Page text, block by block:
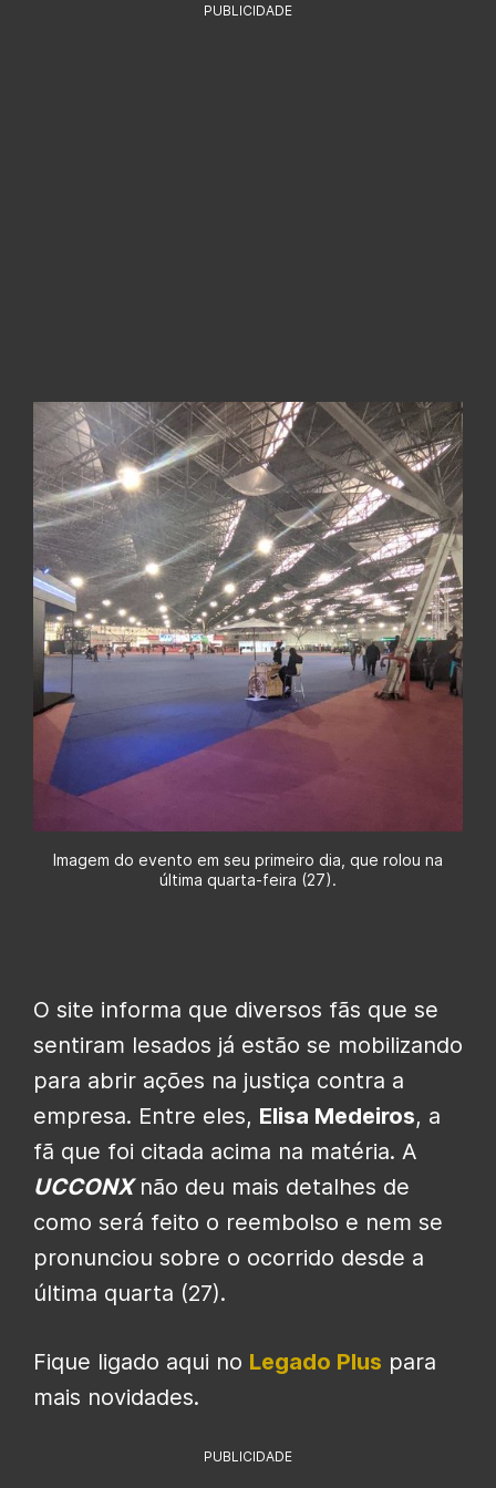
PUBLICIDADE
Imagem do evento em seu primeiro dia, que rolou na
última quarta-feira (27).
O site informa que diversos fãs que se
sentiram lesados já estão se mobilizando
para abrir ações na justiça contra a
empresa. Entre eles, Elisa Medeiros, a
fã que foi citada acima na matéria. A
UCCONXnão deu mais detalhes de
como será feito o reembolso e nem se
pronunciou sobre o ocorrido desde a
última quarta (27).
Fique ligado aqui no Legado Plus para
mais novidades.
PUBLICIDADE